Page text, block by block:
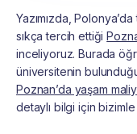
Yazımızda,
sıkça tercih ettiği
inceliyoruz. Burada
üniversitenin
Poznan’da yaşam
detaylı bilgi için